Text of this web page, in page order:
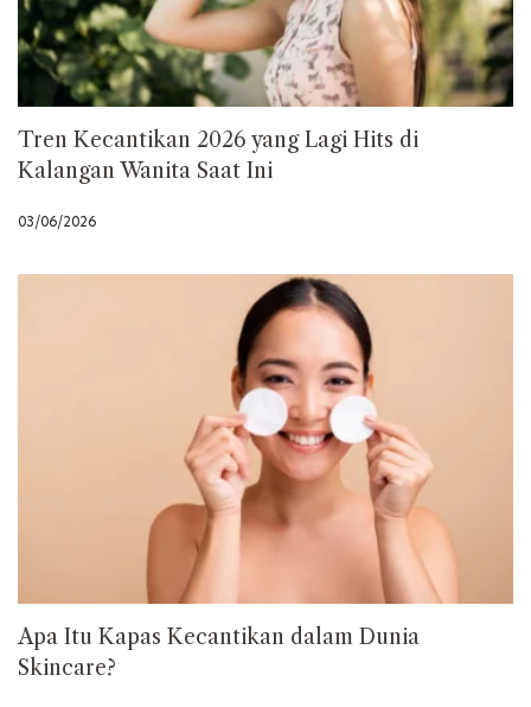
Tren Kecantikan 2026 yang Lagi Hits di
Kalangan Wanita Saat Ini
03/06/2026
Apa Itu Kapas Kecantikan dalam Dunia
Skincare?